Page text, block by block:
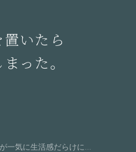
いたら
った。
一気に生活感だらけに…